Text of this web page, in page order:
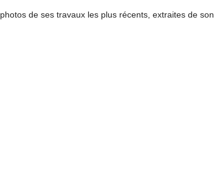
de ses travaux les plus récents, extraites de son